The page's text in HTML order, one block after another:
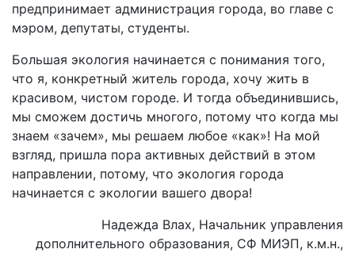
предпринимает администрация города, во главе с
мэром, депутаты, студенты.
Большая экология начинается с понимания того,
что я, конкретный житель города, хочу жить в
красивом, чистом городе. И тогда объединившись,
мы сможем достичь многого, потому что когда мы
знаем «зачем», мы решаем любое «как»! На мой
взгляд, пришла пора активных действий в этом
направлении, потому, что экология города
начинается с экологии вашего двора!
Надежда Влах, Начальник управления
дополнительного образования, СФ МИЭП, к.м.н.,